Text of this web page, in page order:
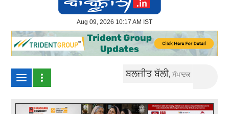
Aug 09, 2026 10:17 AM IST
ਬਲਜੀਤ ਬੱਲੀ,ਸੰਪਾਦਕ